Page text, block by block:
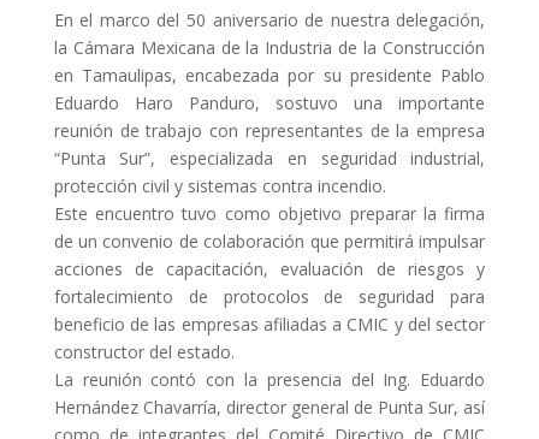
En el marco del 50 aniversario de nuestra delegación,
la Cámara Mexicana de la Industria de la Construcción
en Tamaulipas, encabezada por su presidente Pablo
Eduardo Haro Panduro, sostuvo una importante
reunión de trabajo con representantes de la empresa
“Punta Sur”, especializada en seguridad industrial,
protección civil y sistemas contra incendio.
Este encuentro tuvo como objetivo preparar la firma
de un convenio de colaboración que permitirá impulsar
acciones de capacitación, evaluación de riesgos y
fortalecimiento de protocolos de seguridad para
beneficio de las empresas afiliadas a CMIC y del sector
constructor del estado.
La reunión contó con la presencia del Ing. Eduardo
Hernández Chavarría, director general de Punta Sur, así